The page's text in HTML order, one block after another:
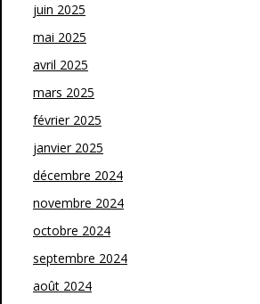
juin 2025
mai 2025
avril 2025
mars 2025
février 2025
janvier 2025
décembre 2024
novembre 2024
octobre 2024
septembre 2024
août 2024